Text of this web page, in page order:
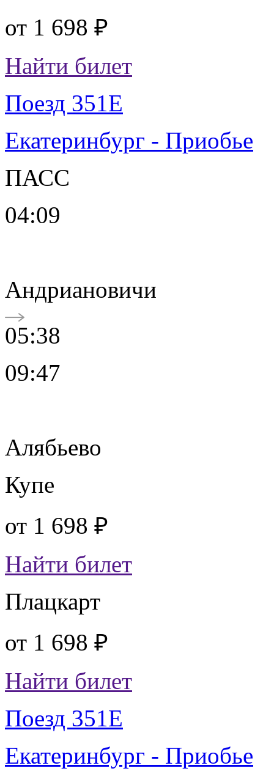
от 1 698 ₽
Найти билет
Поезд 351Е
Екатеринбург - Приобье
ПАСС
04:09
Андриановичи
05:38
09:47
Алябьево
Купе
от 1 698 ₽
Найти билет
Плацкарт
от 1 698 ₽
Найти билет
Поезд 351Е
Екатеринбург - Приобье